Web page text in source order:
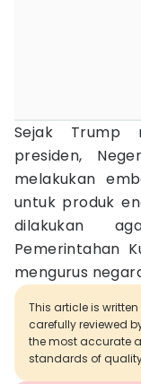
Sejak Trump
presiden,
melakukan
untuk produk
dilakukan
Pemerintahan
mengurus
This article is
carefully reviewed
the most accurate
standards of